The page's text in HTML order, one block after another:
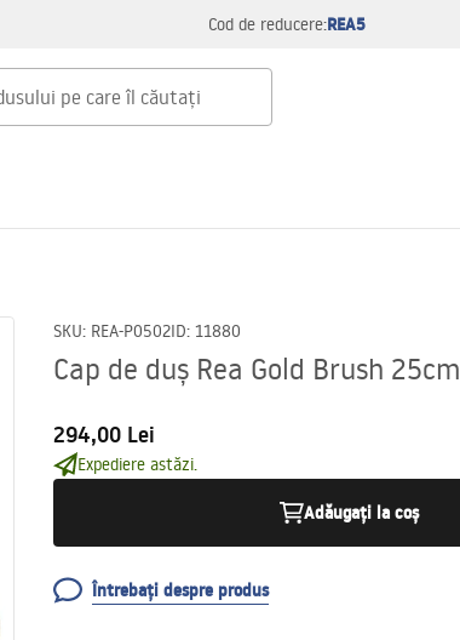
Cod de reducere:REA5
SKU: REA-P0502ID: 11880
Cap de duș Rea Gold Brush 25cm
294,00 Lei
Expediere astăzi.
Adăugați la coș
Întrebați despre produs